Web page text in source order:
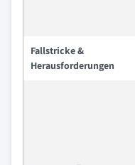
Fallstricke &
Herausforderungen